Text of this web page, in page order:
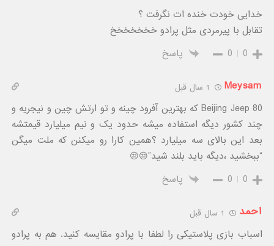
خدایی خودت خنده ات نگرفت ؟
تقابل با پیرمردی مثل پرادو خخخخخخخ
0
0 پاسخ
Meysam
Beijing Jeep 80 که بهترین آفرود چینه و تو ارتش چین و نیجریه و
چند کشور دیگه استفاده میشه حدود یک و نیم میلیارد قیمتشه
بعد این بالای سه میلیارد ؟همین کارا رو میکنن که ملت میگن
“ببخشید ،دیگه باید بلند شید”😒😒
0
0 پاسخ
احمد
اسباب بازی پلاستیکی را لطفا با پرادو مقایسه کنید. هم به پرادو